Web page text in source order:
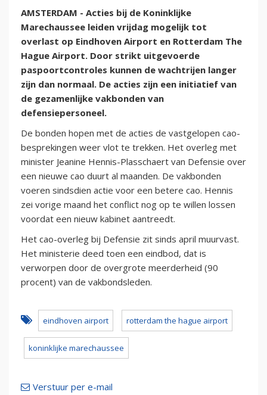
AMSTERDAM - Acties bij de Koninklijke
Marechaussee leiden vrijdag mogelijk tot
overlast op Eindhoven Airport en Rotterdam The
Hague Airport. Door strikt uitgevoerde
paspoortcontroles kunnen de wachtrijen langer
zijn dan normaal. De acties zijn een initiatief van
de gezamenlijke vakbonden van
defensiepersoneel.
De bonden hopen met de acties de vastgelopen cao-
besprekingen weer vlot te trekken. Het overleg met
minister Jeanine Hennis-Plasschaert van Defensie over
een nieuwe cao duurt al maanden. De vakbonden
voeren sindsdien actie voor een betere cao. Hennis
zei vorige maand het conflict nog op te willen lossen
voordat een nieuw kabinet aantreedt.
Het cao-overleg bij Defensie zit sinds april muurvast.
Het ministerie deed toen een eindbod, dat is
verworpen door de overgrote meerderheid (90
procent) van de vakbondsleden.
eindhoven airport rotterdam the hague airport
koninklijke marechaussee
Verstuur per e-mail